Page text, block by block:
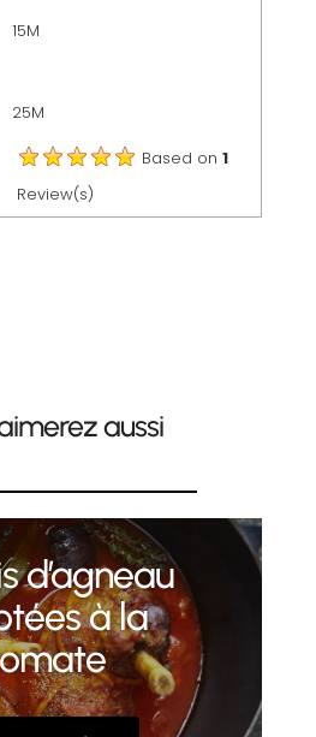
15M
25M
Based on 1
Review(s)
aussi
d’agneau
à la